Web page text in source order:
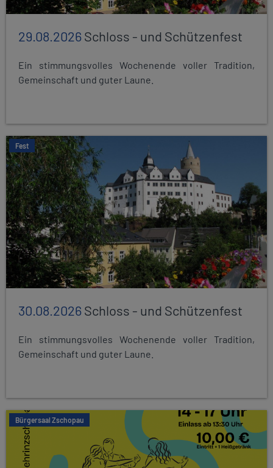
29.08.2026Schloss - und Schützenfest
Ein stimmungsvolles Wochenende voller Tradition,
Gemeinschaft und guter Laune.
Fest
30.08.2026Schloss - und Schützenfest
Ein stimmungsvolles Wochenende voller Tradition,
Gemeinschaft und guter Laune.
Bürgersaal Zschopau